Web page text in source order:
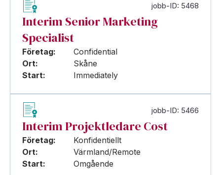
jobb-ID: 5468
Interim Senior Marketing
Specialist
Företag:
Confidential
Ort:
Skåne
Start:
Immediately
jobb-ID: 5466
Interim Projektledare Cost
Företag:
Konfidentiellt
Ort:
Värmland/Remote
Start:
Omgående